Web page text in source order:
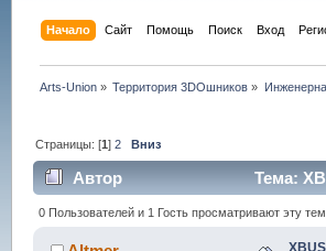
Начало Сайт Помощь Поиск Вход
Arts-Union » Территория 3DOшников »
Страницы: [1]2 Вниз
Автор Тема:
0 Пользователей и 1 Гость просматривают эту
XBUS